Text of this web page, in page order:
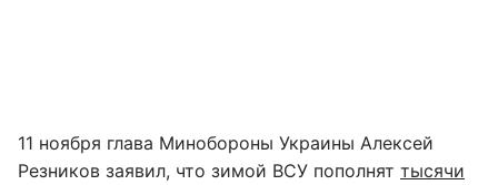
11 ноября глава Минобороны Украины Алексей
Резников заявил, что зимой ВСУ пополнят тысячи